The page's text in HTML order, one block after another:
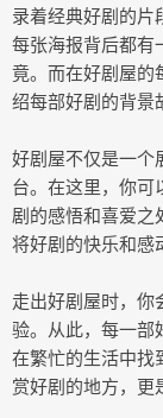
录着经典好剧的片
每张海报背后都有
竟。而在好剧屋的
绍每部好剧的背景
好剧屋不仅是一个
台。在这里，你可
剧的感悟和喜爱之
将好剧的快乐和感
走出好剧屋时，你
验。从此，每一部
在繁忙的生活中找
赏好剧的地方，更